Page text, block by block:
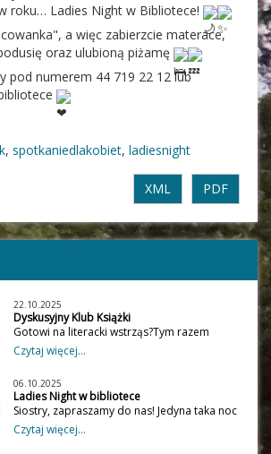
roku… Ladies Night w Bibliotece!
a więc zabierzcie materace,
oraz ulubioną piżamę
pod numerem 44 719 22 12 lub
, spotkaniedlakobiet, ladiesnight
PDF
XML
22.10.2025
Dyskusyjny Klub Książki
Gotowi na literacki wstrząs?Tym razem
bierzemy na warsztat dwa mocne tytuły:
„Piąte dziecko” Doris Lessing – wstrząs,
„Kobieta na schodach” Bernhard Schlink –
miłość, sztuka i tajemnice, które nie dają
spokoju.Spotykamy się 30 października w
MBP w UjeździePrzyjdź, pogadaj, posłuchaj.
Czytaj więcej...
06.10.2025
Ladies Night w bibliotece
Siostry, zapraszamy do nas! Jedyna taka noc
w roku… Ladies Night w Bibliotece! Dla
chętnych "nocowanka", a więc zabierzcie
Czytaj więcej...